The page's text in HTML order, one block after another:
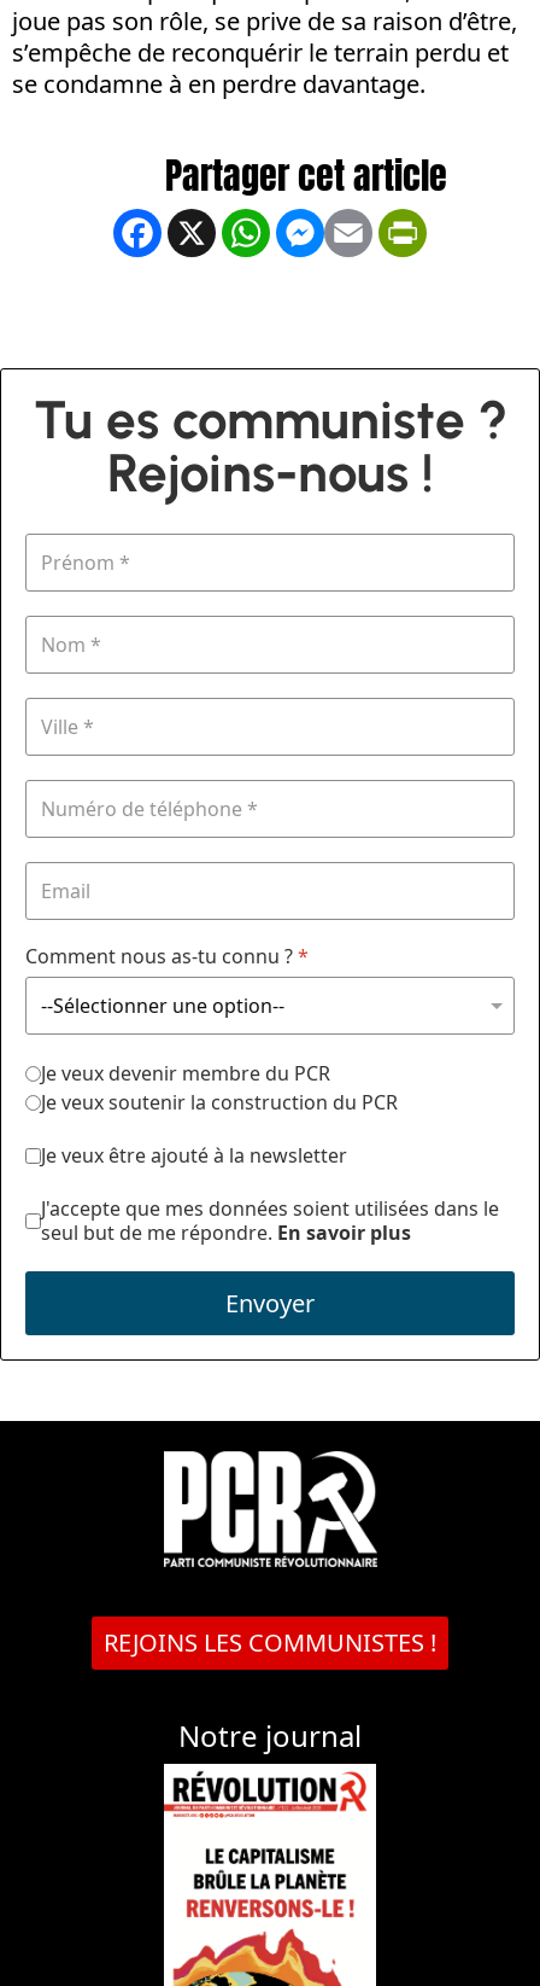
joue pas son rôle, se prive de sa raison d’être,
s’empêche de reconquérir le terrain perdu et
se condamne à en perdre davantage.
Facebook
X WhatsApp
Messenger
Email
Tu es communiste ?
Rejoins-nous !
Comment nous as-tu connu ?*
Je veux devenir membre du PCR
Je veux soutenir la construction du PCR
Je veux être ajouté à la newsletter
J'accepte que mes données soient utilisées dans le
seul but de me répondre. En savoir plus
Envoyer
REJOINS LES COMMUNISTES !
Notre journal